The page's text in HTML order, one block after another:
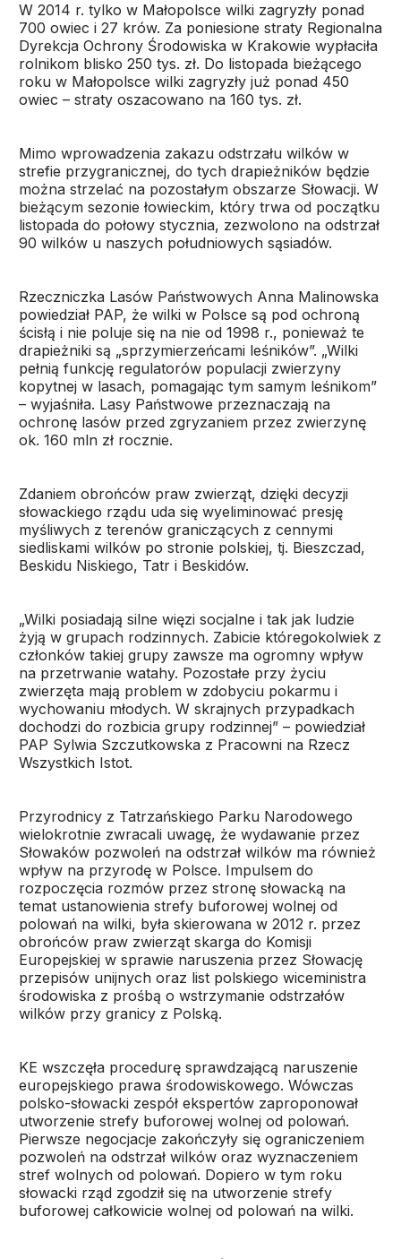
W 2014 r. tylko w Małopolsce wilki zagryzły ponad
700 owiec i 27 krów. Za poniesione straty Regionalna
Dyrekcja Ochrony Środowiska w Krakowie wypłaciła
rolnikom blisko 250 tys. zł. Do listopada bieżącego
roku w Małopolsce wilki zagryzły już ponad 450
owiec – straty oszacowano na 160 tys. zł.
Mimo wprowadzenia zakazu odstrzału wilków w
strefie przygranicznej, do tych drapieżników będzie
można strzelać na pozostałym obszarze Słowacji. W
bieżącym sezonie łowieckim, który trwa od początku
listopada do połowy stycznia, zezwolono na odstrzał
90 wilków u naszych południowych sąsiadów.
Rzeczniczka Lasów Państwowych Anna Malinowska
powiedział PAP, że wilki w Polsce są pod ochroną
ścisłą i nie poluje się na nie od 1998 r., ponieważ te
drapieżniki są „sprzymierzeńcami leśników”. „Wilki
pełnią funkcję regulatorów populacji zwierzyny
kopytnej w lasach, pomagając tym samym leśnikom”
– wyjaśniła. Lasy Państwowe przeznaczają na
ochronę lasów przed zgryzaniem przez zwierzynę
ok. 160 mln zł rocznie.
Zdaniem obrońców praw zwierząt, dzięki decyzji
słowackiego rządu uda się wyeliminować presję
myśliwych z terenów graniczących z cennymi
siedliskami wilków po stronie polskiej, tj. Bieszczad,
Beskidu Niskiego, Tatr i Beskidów.
„Wilki posiadają silne więzi socjalne i tak jak ludzie
żyją w grupach rodzinnych. Zabicie któregokolwiek z
członków takiej grupy zawsze ma ogromny wpływ
na przetrwanie watahy. Pozostałe przy życiu
zwierzęta mają problem w zdobyciu pokarmu i
wychowaniu młodych. W skrajnych przypadkach
dochodzi do rozbicia grupy rodzinnej” – powiedział
PAP Sylwia Szczutkowska z Pracowni na Rzecz
Wszystkich Istot.
Przyrodnicy z Tatrzańskiego Parku Narodowego
wielokrotnie zwracali uwagę, że wydawanie przez
Słowaków pozwoleń na odstrzał wilków ma również
wpływ na przyrodę w Polsce. Impulsem do
rozpoczęcia rozmów przez stronę słowacką na
temat ustanowienia strefy buforowej wolnej od
polowań na wilki, była skierowana w 2012 r. przez
obrońców praw zwierząt skarga do Komisji
Europejskiej w sprawie naruszenia przez Słowację
przepisów unijnych oraz list polskiego wiceministra
środowiska z prośbą o wstrzymanie odstrzałów
wilków przy granicy z Polską.
KE wszczęła procedurę sprawdzającą naruszenie
europejskiego prawa środowiskowego. Wówczas
polsko-słowacki zespół ekspertów zaproponował
utworzenie strefy buforowej wolnej od polowań.
Pierwsze negocjacje zakończyły się ograniczeniem
pozwoleń na odstrzał wilków oraz wyznaczeniem
stref wolnych od polowań. Dopiero w tym roku
słowacki rząd zgodził się na utworzenie strefy
buforowej całkowicie wolnej od polowań na wilki.